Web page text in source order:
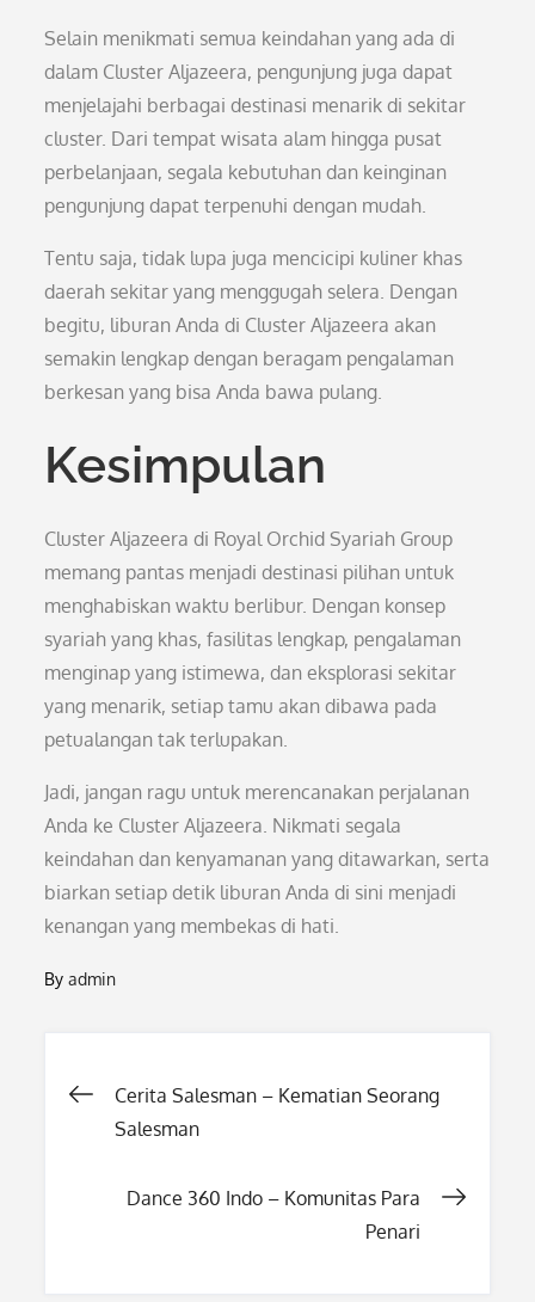
Selain menikmati semua keindahan yang ada di
dalam Cluster Aljazeera, pengunjung juga dapat
menjelajahi berbagai destinasi menarik di sekitar
cluster. Dari tempat wisata alam hingga pusat
perbelanjaan, segala kebutuhan dan keinginan
pengunjung dapat terpenuhi dengan mudah.
Tentu saja, tidak lupa juga mencicipi kuliner khas
daerah sekitar yang menggugah selera. Dengan
begitu, liburan Anda di Cluster Aljazeera akan
semakin lengkap dengan beragam pengalaman
berkesan yang bisa Anda bawa pulang.
Kesimpulan
Cluster Aljazeera di Royal Orchid Syariah Group
memang pantas menjadi destinasi pilihan untuk
menghabiskan waktu berlibur. Dengan konsep
syariah yang khas, fasilitas lengkap, pengalaman
menginap yang istimewa, dan eksplorasi sekitar
yang menarik, setiap tamu akan dibawa pada
petualangan tak terlupakan.
Jadi, jangan ragu untuk merencanakan perjalanan
Anda ke Cluster Aljazeera. Nikmati segala
keindahan dan kenyamanan yang ditawarkan, serta
biarkan setiap detik liburan Anda di sini menjadi
kenangan yang membekas di hati.
Byadmin
Post
Cerita Salesman – Kematian Seorang
Salesman
Dance 360 Indo – Komunitas Para
Penari